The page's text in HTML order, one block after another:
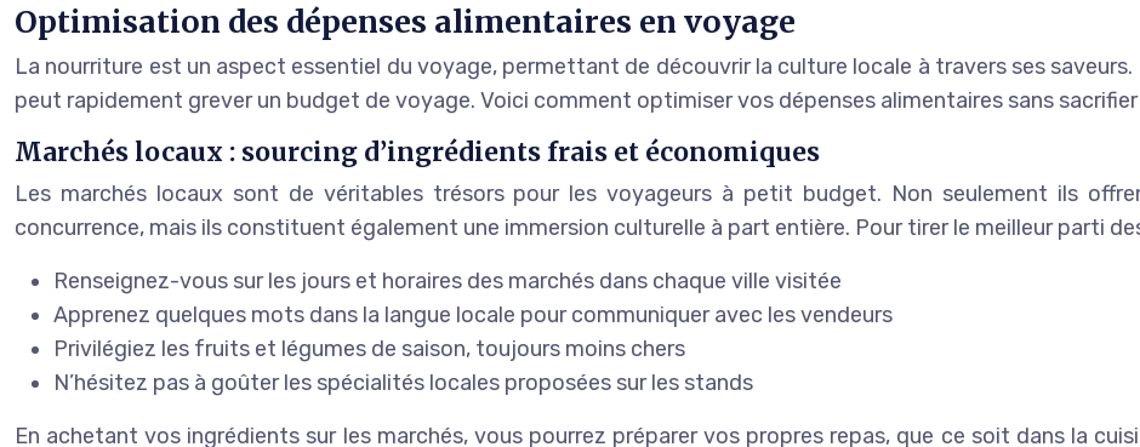
Optimisation des dépenses alimentaires en voyage
La nourriture est un aspect essentiel du voyage, permettant de découvrir la culture locale à travers ses
peut rapidement grever un budget de voyage. Voici comment optimiser vos dépenses alimentaires sans
Marchés locaux : sourcing d’ingrédients frais et économiques
Les marchés locaux sont de véritables trésors pour les voyageurs à petit budget. Non seulement ils
concurrence, mais ils constituent également une immersion culturelle à part entière. Pour tirer le meilleur parti
Renseignez-vous sur les jours et horaires des marchés dans chaque ville visitée
Apprenez quelques mots dans la langue locale pour communiquer avec les vendeurs
Privilégiez les fruits et légumes de saison, toujours moins chers
N’hésitez pas à goûter les spécialités locales proposées sur les stands
En achetant vos ingrédients sur les marchés, vous pourrez préparer vos propres repas, que ce soit dans la